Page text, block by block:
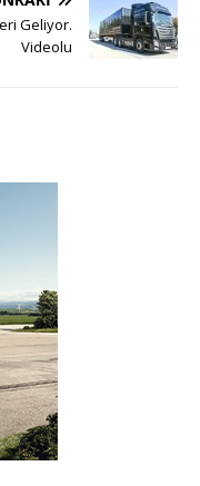
Geliyor.
Videolu